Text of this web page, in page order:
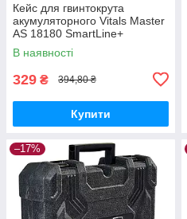
Кейс для гвинтокрута
акумуляторного Vitals Master
AS 18180 SmartLine+
В наявності
329 ₴ 394,80 ₴
Купити
–17%